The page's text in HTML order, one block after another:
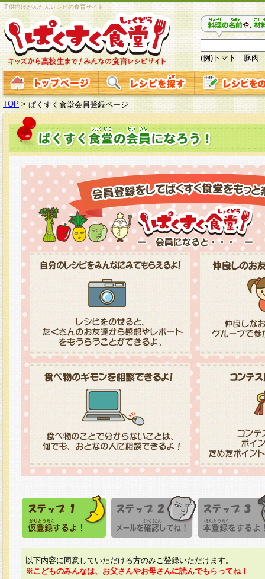
子供向けかんたんレシピの食育サイト
(例)トマト 豚肉
TOP > ぱくすく食堂会員登録ページ
以下内容に同意していただける方のみご登録いただけます。
※こどものみんなは、お父さんやお母さんに読んでもらってね！